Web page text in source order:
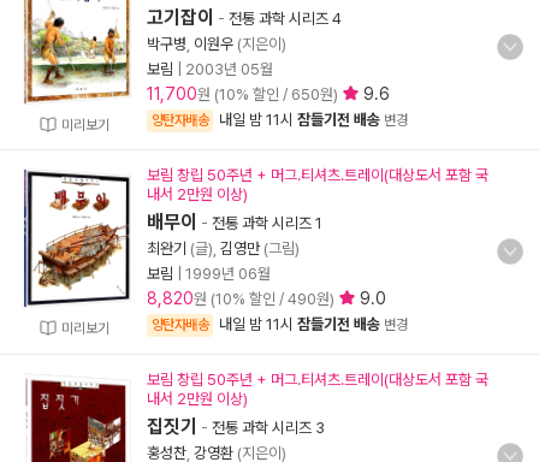
미리보기
고기잡이 - 전통 과학 시리즈 4
박구병 이원우 (지은이)
보림
2003년 05월
11,700원 (10% 할인 / 650원) 9.6
양탄자배송 내일 밤 11시 잠들기전 배송 변경
미리보기
보림 창립 50주년 + 머그.티셔츠.트레이(대상도서 포함 국
내서 2만원 이상)
배무이 - 전통 과학 시리즈 1
최완기 (글), 김영만(그림)
보림
1999년 06월
8,820원 (10% 할인 / 490원) 9.0
양탄자배송 내일 밤 11시 잠들기전 배송 변경
보림 창립 50주년 + 머그.티셔츠.트레이(대상도서 포함 국
내서 2만원 이상)
집짓기 - 전통 과학 시리즈 3
홍성찬 강영환 (지은이)